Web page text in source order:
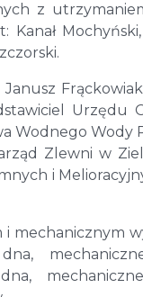
z
Urzędu
Wodnego Wody
Zlewni w
i
i mechanicznym